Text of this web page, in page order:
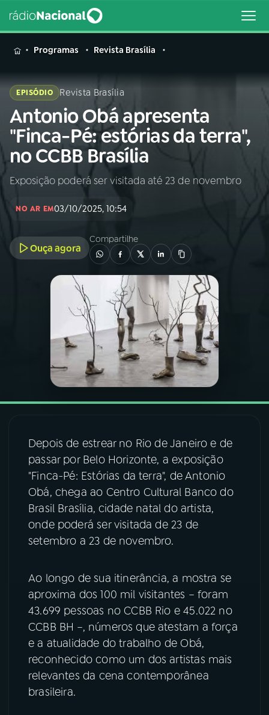
MENU
Buscar
na
Rádio
Nacional
Buscar
AO VIVO
02A RÁDIO
PROGRAMAÇÃO
PROGRAMAS
PODCASTS
07 ÚLTIMAS
08FESTIVAL DE MÚSICA
ACOMPANHE A RÁDIO NACIONAL
Instagram X
TikTok
Programas Revista Brasília
EPISÓDIO Revista Brasília
Antonio Obá apresenta
"Finca-Pé: estórias da terra",
no CCBB Brasília
Exposição poderá ser visitada até 23 de novembro
NO AR EM03/10/2025, 10:54
Ouça agora
Compartilhe
Depois de estrear no Rio de Janeiro e de
passar por Belo Horizonte, a exposição
"Finca-Pé: Estórias da terra", de Antonio
Obá, chega ao Centro Cultural Banco do
Brasil Brasília, cidade natal do artista,
onde poderá ser visitada de 23 de
setembro a 23 de novembro.
Ao longo de sua itinerância, a mostra se
aproxima dos 100 mil visitantes – foram
43.699 pessoas no CCBB Rio e 45.022 no
CCBB BH –, números que atestam a força
e a atualidade do trabalho de Obá,
reconhecido como um dos artistas mais
relevantes da cena contemporânea
brasileira.